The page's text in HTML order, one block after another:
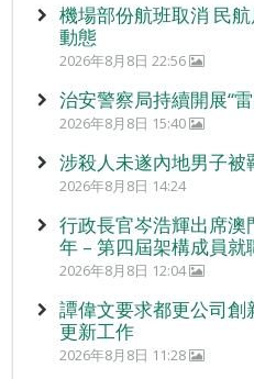
機場部份航班取消 民
動態
2026年8月8日 22:56
治安警察局持續開展“
2026年8月8日 15:40
涉殺人未遂內地男子被
2026年8月8日 14:24
行政長官岑浩輝出席
年 – 第四屆架構成員就
2026年8月8日 12:04
譚偉文要求都更公司
更新工作
2026年8月8日 11:28